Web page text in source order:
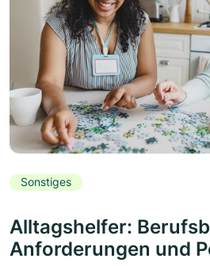
Sonstiges
Alltagshelfer:
Anforderungen und